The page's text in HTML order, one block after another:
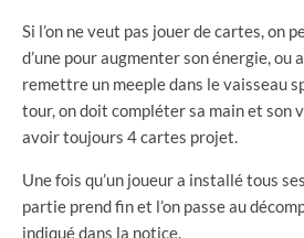
Si l’on ne veut pas jouer de cartes, on
d’une pour augmenter son énergie,
remettre un meeple dans le vaisseau
tour, on doit compléter sa main et son
avoir toujours 4 cartes projet.
Une fois qu’un joueur a installé tous
partie prend fin et l’on passe au
indiqué dans la notice.